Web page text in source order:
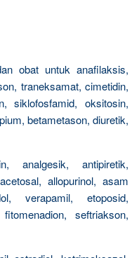
obat untuk anafilaksis,
traneksamat, cimetidin,
siklofosfamid, oksitosin,
betametason, diuretik,
analgesik, antipiretik,
allopurinol, asam
verapamil, etoposid,
seftriakson,